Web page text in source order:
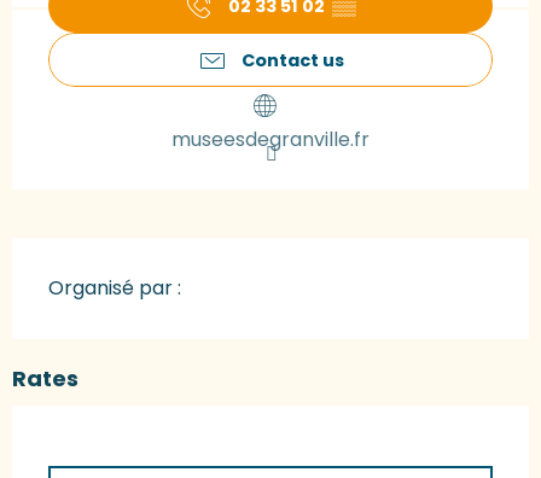
02 33 51 02 ▒▒
Contact us
museesdegranville.fr
Organisé par :
Rates